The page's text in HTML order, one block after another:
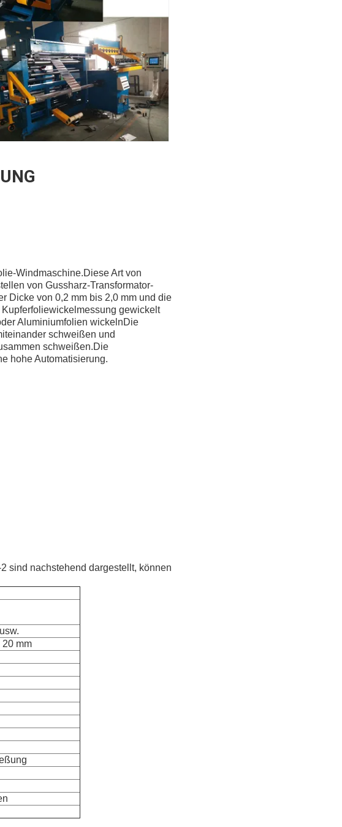
Windmaschine.Diese Art von
von Gussharz-Transformator-
Dicke von 0,2 mm bis 2,0 mm und die
gewickelt
Aluminiumfolien wickelnDie
schweißen und
schweißen.Die
hohe Automatisierung.
sind nachstehend dargestellt, können
20 mm